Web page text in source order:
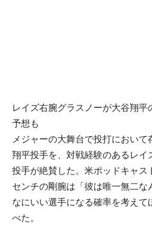
レイズ右腕グラスノーが大谷翔
予想も
メジャーの大舞台で投打におい
翔平投手を、対戦経験のあるレイ
投手が絶賛した。米ポッドキャ
センチの剛腕は「彼は唯一無二
なにいい選手になる確率を考え
べた。